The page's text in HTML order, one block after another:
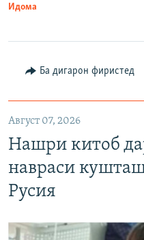
Идома
Ба дигарон фиристед
Август 07, 2026
Нашри китоб
навраси
Русия